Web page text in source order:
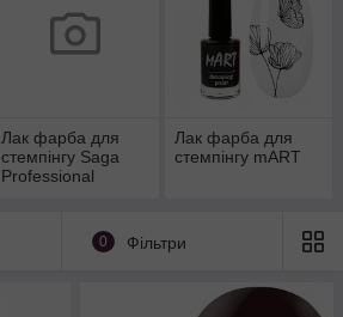
Лак фарба для
стемпінгу Saga
Professional
Лак фарба для
стемпінгу mART
0 Фільтри